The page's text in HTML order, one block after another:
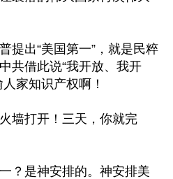
提出“美国第一”，就是民粹
共借此说“我开放、我开
家知识产权啊！
墙打开！三天，你就完
？是神安排的。神安排美